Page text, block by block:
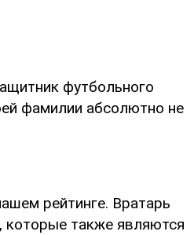
футбольного
фамилии абсолютно не
рейтинге. Вратарь
которые также являются